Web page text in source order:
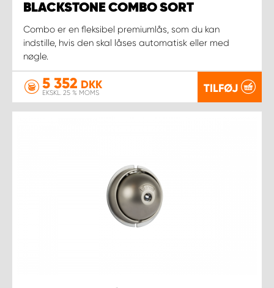
BLACKSTONE COMBO SORT
Combo er en fleksibel premiumlås, som du kan
indstille, hvis den skal låses automatisk eller med
nøgle.
5 352 DKK
EKSKL. 25 % MOMS TILFØJ